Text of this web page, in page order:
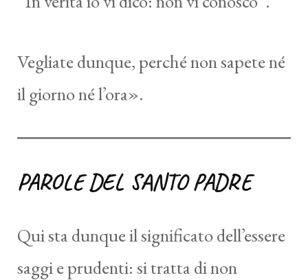
Vegliate dunque, perché non sapete né
il giorno né l’ora».
PAROLE DEL SANTO PADRE
Qui sta dunque il significato dell’essere
saggi e prudenti: si tratta di non